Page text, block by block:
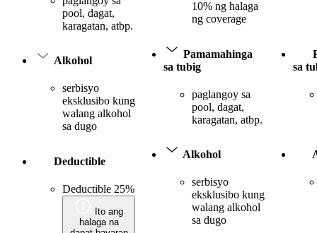
pool, dagat,
karagatan, atbp.
Alkohol
serbisyo
eksklusibo kung
walang alkohol
sa dugo
Deductible
Deductible 25%
Ito ang
halaga na
10% ng halaga
ng coverage
Pamamahinga
sa tubig
paglangoy sa
pool, dagat,
karagatan, atbp.
Alkohol
serbisyo
eksklusibo kung
walang alkohol
sa dugo
sa